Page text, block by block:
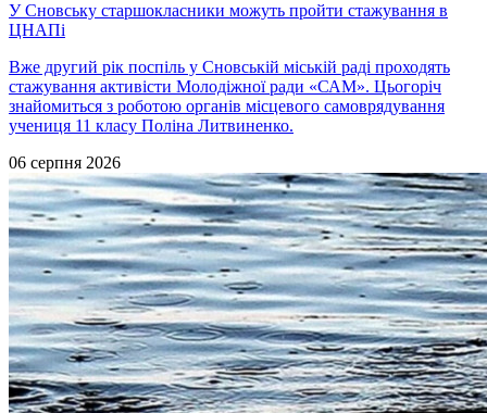
У Сновську старшокласники можуть пройти стажування в
ЦНАПі
Вже другий рік поспіль у Сновській міській раді проходять
стажування активісти Молодіжної ради «САМ». Цьогоріч
знайомиться з роботою органів місцевого самоврядування
учениця 11 класу Поліна Литвиненко.
06 серпня 2026